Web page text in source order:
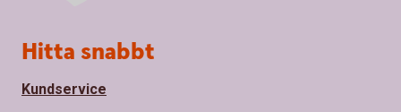
Sidfot
Hitta snabbt
Kundservice